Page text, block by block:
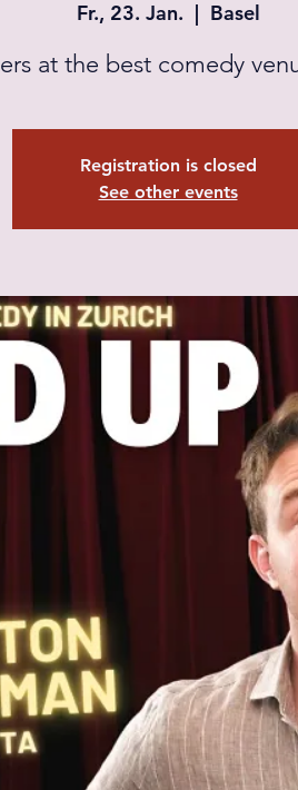
Fr., 23. Jan.
  |
Basel
at the best comedy
Registration is closed
See other events